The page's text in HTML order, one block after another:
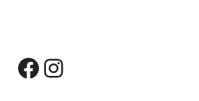
Facebook
Instagram